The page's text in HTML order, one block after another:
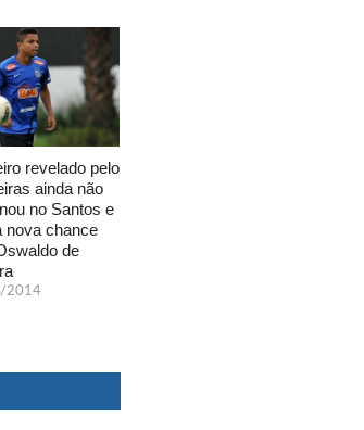
revelado pelo
ainda não
no Santos e
nova chance
de
2014